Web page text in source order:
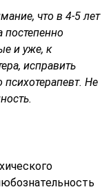
что в 4-5 лет
постепенно
и уже, к
исправить
Не